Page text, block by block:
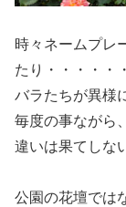
時々ネームプレ
たり・・・・・・
バラたちが異様
毎度の事ながら
違いは果てしな
公園の花壇では